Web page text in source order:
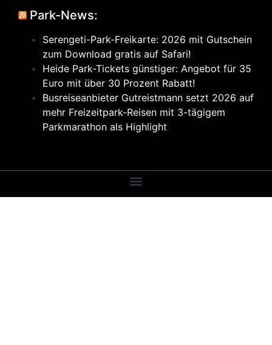
Park-News:
Serengeti-Park-Freikarte: 2026 mit Gutschein
zum Download gratis auf Safari!
Heide Park-Tickets günstiger: Angebot für 35
Euro mit über 30 Prozent Rabatt!
Busreiseanbieter Gutreistmann setzt 2026 auf
mehr Freizeitpark-Reisen mit 3-tägigem
Parkmarathon als Highlight